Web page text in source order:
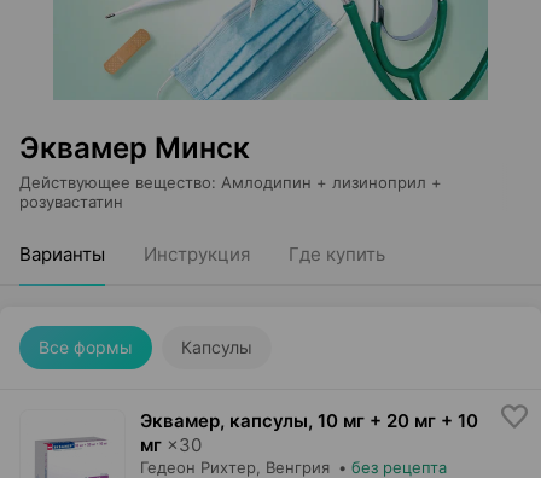
Эквамер Минск
Действующее вещество: Амлодипин + лизиноприл +
розувастатин
Варианты Инструкция Где купить
Все формы Капсулы
Эквамер, капсулы, 10 мг + 20 мг + 10
мг ×30
Гедеон Рихтер , Венгрия • без рецепта